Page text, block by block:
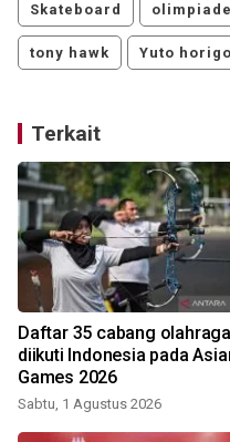
Skateboard
tony hawk Yuto
Terkait
Daftar 35 cabang olahraga
diikuti Indonesia pada
Games 2026
Sabtu, 1 Agustus 2026